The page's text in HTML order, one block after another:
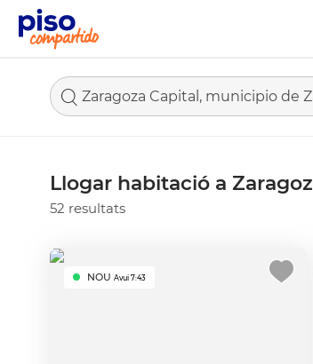
Llogar habitació a
52 resultats
NOU Avui 7:43